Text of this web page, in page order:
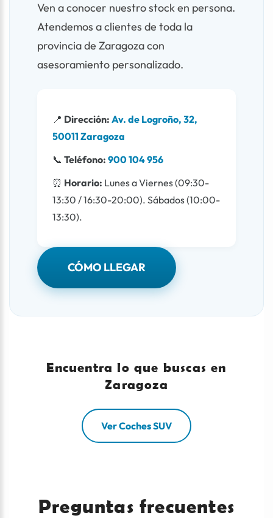
Ven a conocer nuestro stock en persona.
Atendemos a clientes de toda la
provincia de Zaragoza con
asesoramiento personalizado.
📍 Dirección: Av. de Logroño, 32,
50011 Zaragoza
📞 Teléfono: 900 104 956
⏰ Horario: Lunes a Viernes (09:30-
13:30 / 16:30-20:00). Sábados (10:00-
13:30).
CÓMO LLEGAR
Encuentra lo que buscas en
Zaragoza
Ver Coches SUV
Preguntas frecuentes